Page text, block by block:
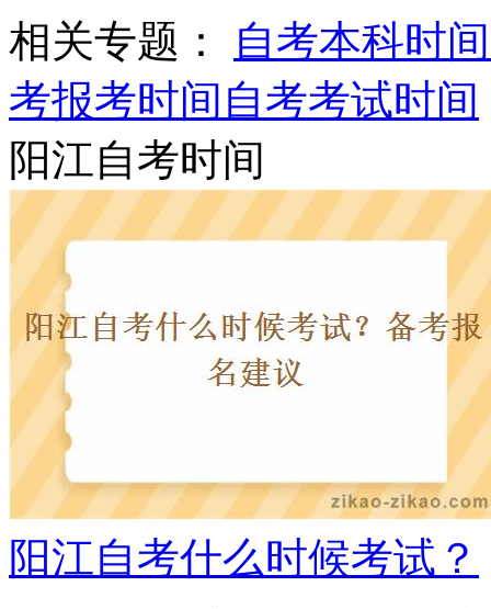
相关专题： 自考本科时间
考报考时间 自考考试时间
阳江自考时间
阳江自考什么时候考试？